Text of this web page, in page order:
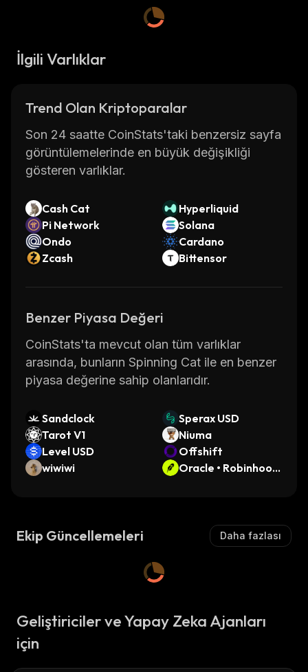
İlgili Varlıklar
Trend Olan Kriptoparalar
Son 24 saatte CoinStats'taki benzersiz sayfa
görüntülemelerinde en büyük değişikliği
gösteren varlıklar.
Cash Cat
Hyperliquid
Pi Network
Solana
Ondo
Cardano
Zcash
Bittensor
Benzer Piyasa Değeri
CoinStats'ta mevcut olan tüm varlıklar
arasında, bunların Spinning Cat ile en benzer
piyasa değerine sahip olanlarıdır.
Sandclock
Sperax USD
Tarot V1
Niuma
Level USD
Offshift
wiwiwi
Oracle • Robinhood
Ekip Güncellemeleri Daha fazlası
Geliştiriciler ve Yapay Zeka Ajanları
için